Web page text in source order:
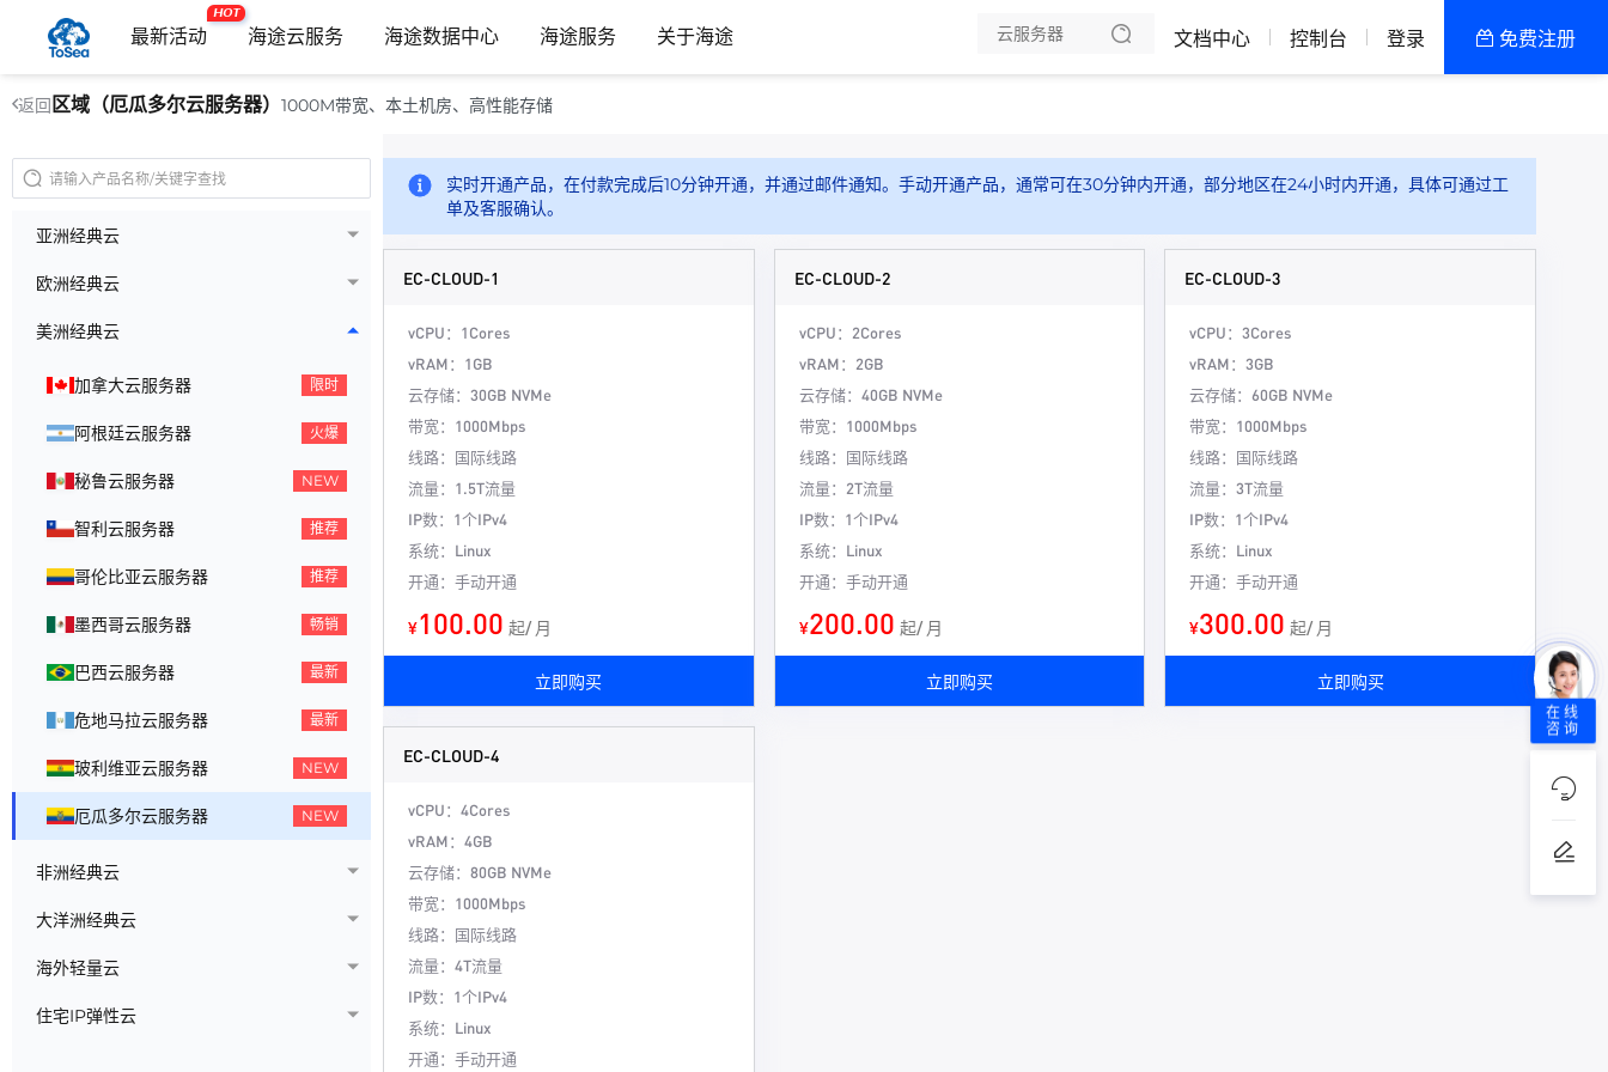
最新活动
HOT
海途云服务 海途数据中心 海途服务 关于海途
热销推荐
文档中心 控制台 登录 免费注册
返回 区域（厄瓜多尔云服务器） 1000M带宽、本土机房、高性能存储
亚洲经典云
欧洲经典云
美洲经典云
加拿大云服务器 限时
阿根廷云服务器 火爆
秘鲁云服务器 NEW
智利云服务器 推荐
哥伦比亚云服务器 推荐
墨西哥云服务器 畅销
巴西云服务器 最新
危地马拉云服务器 最新
玻利维亚云服务器 NEW
厄瓜多尔云服务器 NEW
非洲经典云
大洋洲经典云
海外轻量云
住宅IP弹性云
实时开通产品，在付款完成后10分钟开通，并通过邮件通知。手动开通产品，通常可在30分钟内开通，部分地区在24小时内开通，具体可通过工
单及客服确认。
EC-CLOUD-1
vCPU：1Cores
vRAM：1GB
云存储：30GB NVMe
带宽：1000Mbps
线路：国际线路
流量：1.5T流量
IP数：1个IPv4
系统：Linux
开通：手动开通
¥100.00 起/ 月
立即购买
EC-CLOUD-2
vCPU：2Cores
vRAM：2GB
云存储：40GB NVMe
带宽：1000Mbps
线路：国际线路
流量：2T流量
IP数：1个IPv4
系统：Linux
开通：手动开通
¥200.00 起/ 月
立即购买
EC-CLOUD-3
vCPU：3Cores
vRAM：3GB
云存储：60GB NVMe
带宽：1000Mbps
线路：国际线路
流量：3T流量
IP数：1个IPv4
系统：Linux
开通：手动开通
¥300.00 起/ 月
立即购买
EC-CLOUD-4
vCPU：4Cores
vRAM：4GB
云存储：80GB NVMe
带宽：1000Mbps
线路：国际线路
流量：4T流量
IP数：1个IPv4
系统：Linux
开通：手动开通
在线
咨询